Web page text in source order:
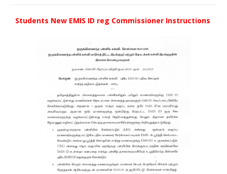
Students New EMIS ID reg Commissioner Instructions